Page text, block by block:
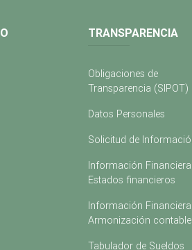
TRANSPARENCIA
Obligaciones de
Transparencia (SIPOT)
Datos Personales
Solicitud de
Información Financiera |
Estados financieros
Información Financiera |
Armonización contable
Tabulador de Sueldos